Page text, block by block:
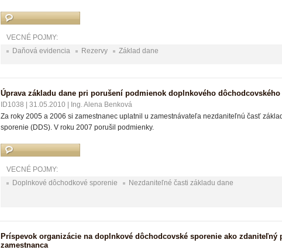
VECNÉ POJMY:
Daňová evidencia
Rezervy Základ dane
Úprava základu dane pri porušení podmienok doplnkového
ID1038 31.05.2010
Ing. Alena Benková
Za roky 2005 a 2006 si zamestnanec uplatnil u zamestnávateľa nezdaniteľnú časť
sporenie (DDS). V roku 2007 porušil podmienky.
VECNÉ POJMY:
Doplnkové dôchodkové sporenie
Nezdaniteľné časti základu dane
Príspevok organizácie na doplnkové dôchodcovské sporenie ako zdaniteľný
zamestnanca